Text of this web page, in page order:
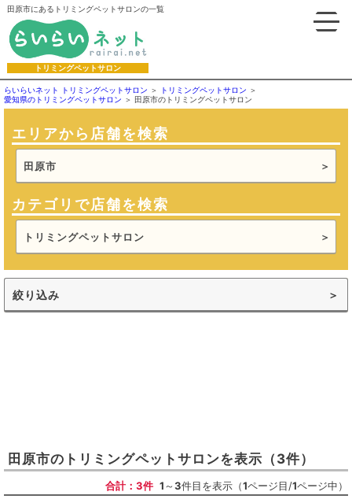
田原市にあるトリミングペットサロンの一覧
トリミングペットサロン
らいらいネット トリミングペットサロン
トリミングペットサロン
愛知県のトリミングペットサロン
田原市のトリミングペットサロン
エリアから店舗を検索
田原市
カテゴリで店舗を検索
トリミングペットサロン
絞り込み
田原市の トリミングペットサロンを表示 （3件）
合計：3件 1～3件目を表示（1ページ目/1ページ中）